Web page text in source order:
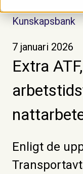
Kunskapsbank
7 januari 2026
Extra ATF,
Enligt de